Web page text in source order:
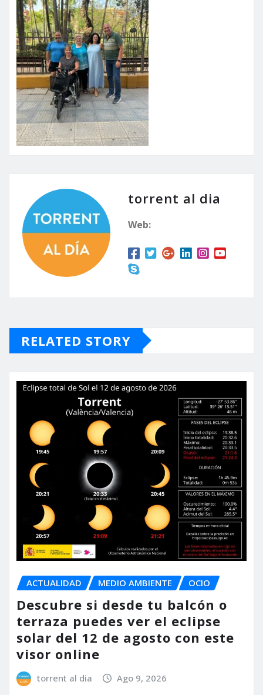
torrent al dia
Web:
RELATED STORY
ACTUALIDAD MEDIO AMBIENTE OCIO
Descubre si desde tu balcón o
terraza puedes ver el eclipse
solar del 12 de agosto con este
visor online
torrent al dia Ago 9, 2026